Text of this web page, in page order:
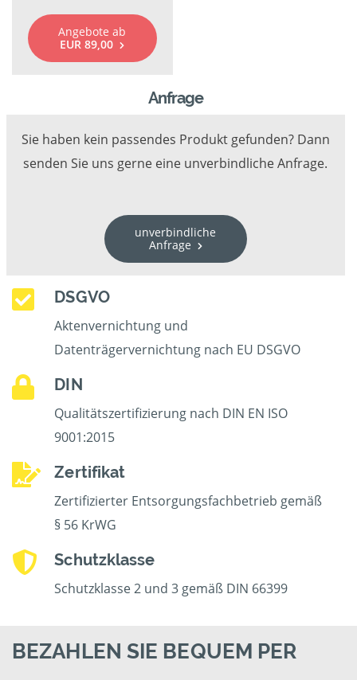
Angebote ab
EUR 89,00
Anfrage
Sie haben kein passendes Produkt gefunden? Dann
senden Sie uns gerne eine unverbindliche Anfrage.
unverbindliche
Anfrage
DSGVO
Aktenvernichtung und
Datenträgervernichtung nach EU DSGVO
DIN
Qualitätszertifizierung nach DIN EN ISO
9001:2015
Zertifikat
Zertifizierter Entsorgungsfachbetrieb gemäß
§ 56 KrWG
Schutzklasse
Schutzklasse 2 und 3 gemäß DIN 66399
BEZAHLEN SIE BEQUEM PER